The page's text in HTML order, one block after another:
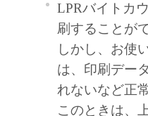
も、明
ってお
ません
制限
お客様
LPRバイトカ
刷することが
しかし、お使
は、印刷デー
れないなど正
このときは、